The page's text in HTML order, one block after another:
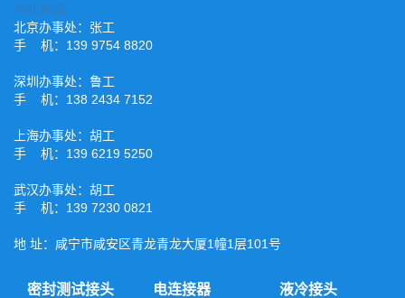
XML地图
北京办事处：张工
手 机：139 9754 8820
深圳办事处：鲁工
手 机：138 2434 7152
上海办事处：胡工
手 机：139 6219 5250
武汉办事处：胡工
手 机：139 7230 0821
地 址：咸宁市咸安区青龙青龙大厦1幢1层101号
密封测试接头 电连接器 液冷接头